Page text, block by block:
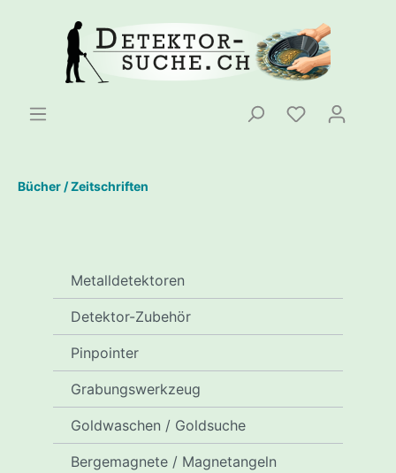
Bücher / Zeitschriften
Metalldetektoren
Detektor-Zubehör
Pinpointer
Grabungswerkzeug
Goldwaschen / Goldsuche
Bergemagnete / Magnetangeln